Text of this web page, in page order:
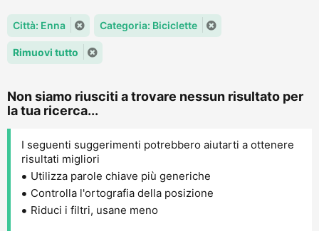
Città: Enna Categoria: Biciclette
Rimuovi tutto
Non siamo riusciti a trovare nessun risultato per
la tua ricerca...
I seguenti suggerimenti potrebbero aiutarti a ottenere
risultati migliori
Utilizza parole chiave più generiche
Controlla l'ortografia della posizione
Riduci i filtri, usane meno